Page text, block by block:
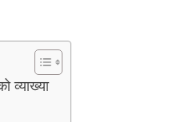
व्याख्या